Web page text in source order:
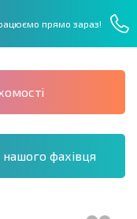
прямо зараз!
фахівця